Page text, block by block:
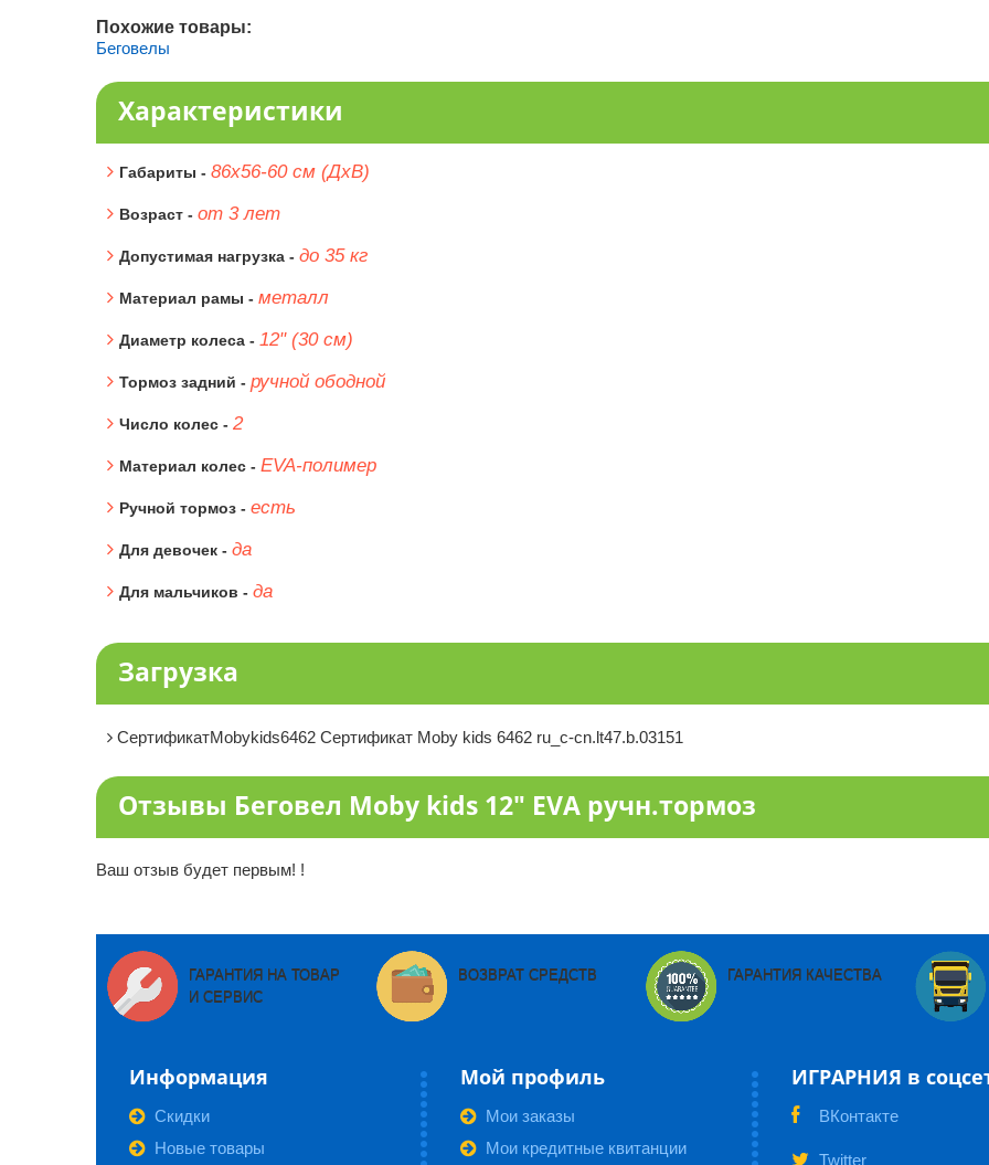
Похожие товары:
Беговелы
Характеристики
Габариты - 86х56-60 см (ДхВ)
Возраст - от 3 лет
Допустимая нагрузка - до 35 кг
Материал рамы - металл
Диаметр колеса - 12" (30 см)
Тормоз задний - ручной ободной
Число колес - 2
Материал колес - EVA-полимер
Ручной тормоз - есть
Для девочек - да
Для мальчиков - да
Загрузка
СертификатMobykids6462 Сертификат Moby kids 6462 ru_c-cn.lt47.b.03151
Отзывы Беговел Moby kids 12" EVA ручн.тормоз
Ваш отзыв будет первым! !
ГАРАНТИЯ НА ТОВАР
И СЕРВИС
ВОЗВРАТ СРЕДСТВ ГАРАНТИЯ КАЧЕСТВА
Информация
Скидки
Новые товары
Мой профиль
Мои заказы
Мои кредитные квитанции
ИГРАРНИЯ в
ВКонтакте
Twitter